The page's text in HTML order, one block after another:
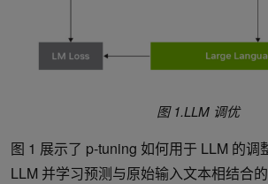
图 1.LLM 调优
图 1 展示了 p-tuning 如何用于 LLM 的调
LLM 并学习预测与原始输入文本相结合的